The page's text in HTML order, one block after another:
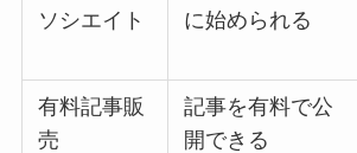
ソシエイト
に始められる
有料記事販
売
記事を有料で公
開できる